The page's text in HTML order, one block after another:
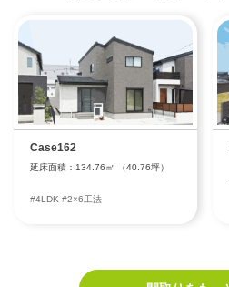
Case162
延床面積：134.76㎡ （40.76坪）
#4LDK #2×6工法